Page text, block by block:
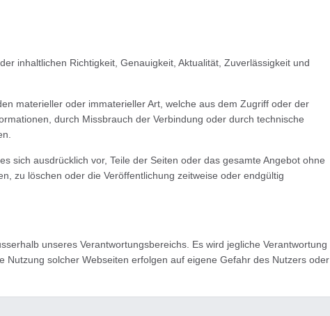
inhaltlichen Richtigkeit, Genauigkeit, Aktualität, Zuverlässigkeit und
materieller oder immaterieller Art, welche aus dem Zugriff oder der
durch Missbrauch der Verbindung oder durch technische
sich ausdrücklich vor, Teile der Seiten oder das gesamte Angebot ohne
zu löschen oder die Veröffentlichung zeitweise oder endgültig
unseres Verantwortungsbereichs. Es wird jegliche Verantwortung
Nutzung solcher Webseiten erfolgen auf eigene Gefahr des Nutzers oder